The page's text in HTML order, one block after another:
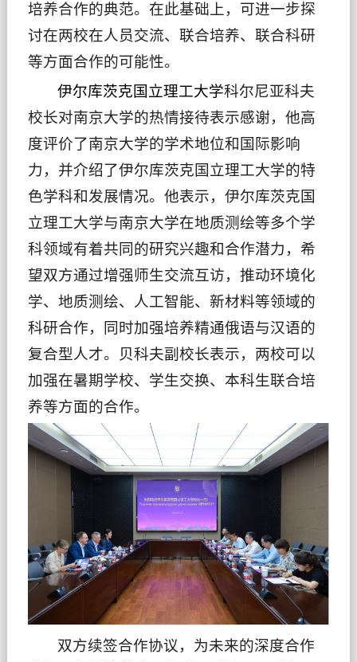
培养合作的典范。在此基础上，可进一步探
讨在两校在人员交流、联合培养、联合科研
等方面合作的可能性。
伊尔库茨克国立理工大学科尔尼亚科夫
校长对南京大学的热情接待表示感谢，他高
度评价了南京大学的学术地位和国际影响
力，并介绍了伊尔库茨克国立理工大学的特
色学科和发展情况。他表示，伊尔库茨克国
立理工大学与南京大学在地质测绘等多个学
科领域有着共同的研究兴趣和合作潜力，希
望双方通过增强师生交流互访，推动环境化
学、地质测绘、人工智能、新材料等领域的
科研合作，同时加强培养精通俄语与汉语的
复合型人才。贝科夫副校长表示，两校可以
加强在暑期学校、学生交换、本科生联合培
养等方面的合作。
双方续签合作协议，为未来的深度合作